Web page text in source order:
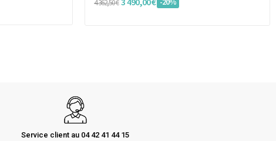
4 362,50 €3 490,00 € -20%
Service client au 04 42 41 44 15